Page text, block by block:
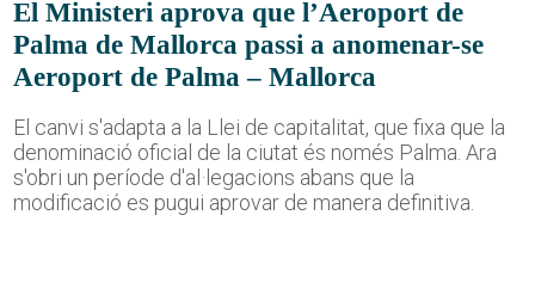
El Ministeri aprova que l’Aeroport de
Palma de Mallorca passi a anomenar-se
Aeroport de Palma – Mallorca
El canvi s'adapta a la Llei de capitalitat, que fixa que la
denominació oficial de la ciutat és només Palma. Ara
s'obri un període d'al·legacions abans que la
modificació es pugui aprovar de manera definitiva.